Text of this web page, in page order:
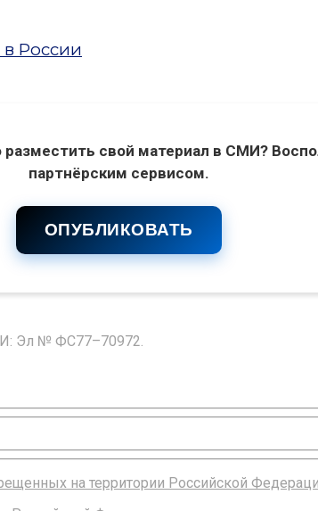
России
свой материал в СМИ?
партнёрским сервисом.
ОПУБЛИКОВАТЬ
Эл № ФС77–70972.
на территории Российской